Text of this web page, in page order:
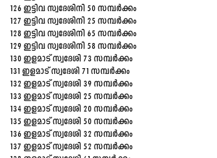
126 ഇട്ടിവ സ്വദേശിനി 50 സമ്പർക്കം
127 ഇട്ടിവ സ്വദേശിനി 25 സമ്പർക്കം
128 ഇട്ടിവ സ്വദേശിനി 65 സമ്പർക്കം
129 ഇട്ടിവ സ്വദേശിനി 58 സമ്പർക്കം
130 ഇളമാട് സ്വദേശി 73 സമ്പർക്കം
131 ഇളമാട് സ്വദേശി 71 സമ്പർക്കം
132 ഇളമാട് സ്വദേശി 39 സമ്പർക്കം
133 ഇളമാട് സ്വദേശി 25 സമ്പർക്കം
134 ഇളമാട് സ്വദേശി 20 സമ്പർക്കം
135 ഇളമാട് സ്വദേശി 50 സമ്പർക്കം
136 ഇളമാട് സ്വദേശി 32 സമ്പർക്കം
137 ഇളമാട് സ്വദേശി 52 സമ്പർക്കം